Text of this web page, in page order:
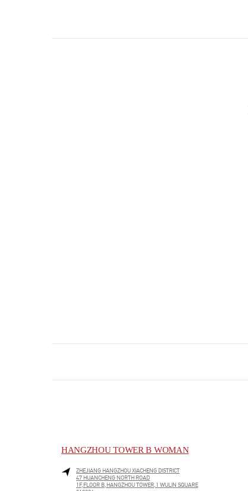
HANGZHOU TOWER B WOMAN
ZHEJIANGHANGZHOUXIACHENG DISTRICT
47 HUANCHENG NORTH ROAD
1F,FLOOR B,HANGZHOU TOWER,1 WULIN SQUARE